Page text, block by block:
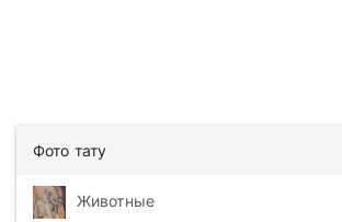
Фото тату
Животные